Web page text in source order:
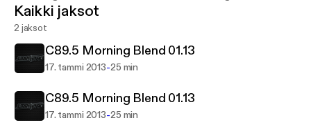
dance music radio station C89.5 (KNHC).
www.thejerrywang.com
@thejerrywang
Kaikki jaksot
2 jaksot
C89.5 Morning Blend 01.13
17. tammi 2013-25 min
C89.5 Morning Blend 01.13
17. tammi 2013-25 min